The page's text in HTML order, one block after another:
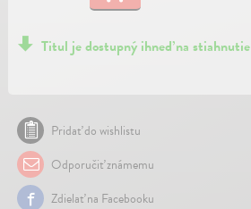
Titul je dostupný ihneď na stiahnutie
Pridať do wishlistu
Odporučiť známemu
Zdielať na Facebooku